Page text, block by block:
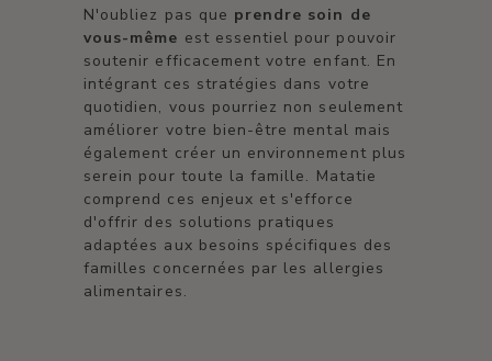
N'oubliez pas que prendre soin de
vous-même est essentiel pour pouvoir
soutenir efficacement votre enfant. En
intégrant ces stratégies dans votre
quotidien, vous pourriez non seulement
améliorer votre bien-être mental mais
également créer un environnement plus
serein pour toute la famille. Matatie
comprend ces enjeux et s'efforce
d'offrir des solutions pratiques
adaptées aux besoins spécifiques des
familles concernées par les allergies
alimentaires.